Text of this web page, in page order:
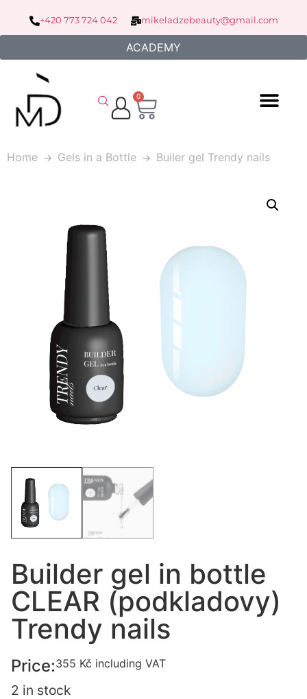
+420 773 724 042 mikeladzebeauty@gmail.com
ACADEMY
0
Home Gels in a Bottle Builer gel Trendy nails
Builder gel in bottle
CLEAR (podkladovy)
Trendy nails
Price:355 Kč including VAT
2 in stock